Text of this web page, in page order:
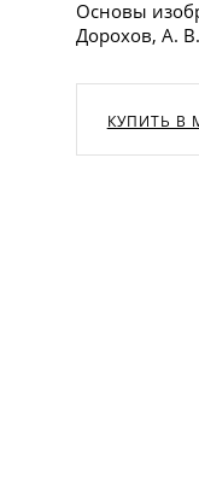
Основы
Дорохов, А.
КУПИТЬ В